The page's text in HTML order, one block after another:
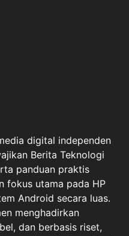
digital independen
Berita Teknologi
panduan praktis
fokus utama pada HP
Android secara luas.
menghadirkan
dan berbasis riset,